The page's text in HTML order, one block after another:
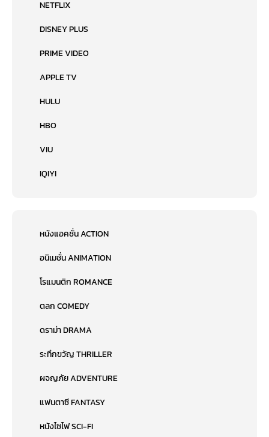
NETFLIX
DISNEY PLUS
PRIME VIDEO
APPLE TV
HULU
HBO
VIU
IQIYI
หนังแอคชั่น ACTION
อนิเมชั่น ANIMATION
โรแมนติก ROMANCE
ตลก COMEDY
ดราม่า DRAMA
ระทึกขวัญ THRILLER
ผจญภัย ADVENTURE
แฟนตาซี FANTASY
หนังไซไฟ SCI-FI